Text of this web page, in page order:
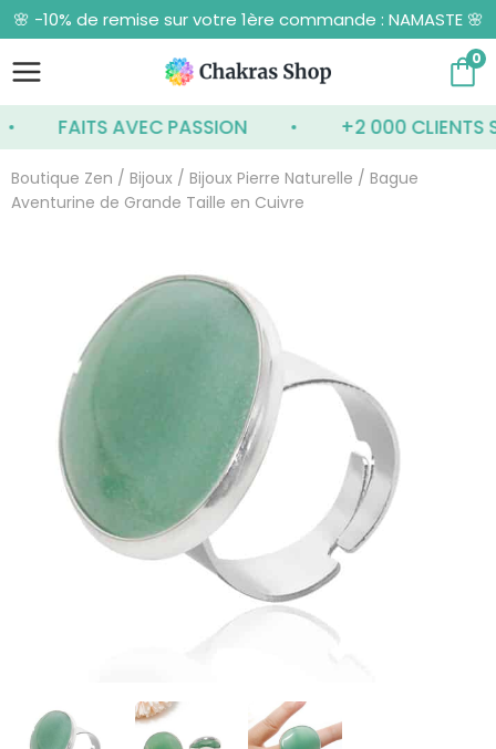
Aller
au
contenu
🌸 -10% de remise sur votre 1ère commande : NAMASTE 🌸
0
FAITS AVEC PASSION +2 000 CLIENTS
Boutique Zen / Bijoux / Bijoux Pierre Naturelle / Bague
Aventurine de Grande Taille en Cuivre
Aventurine
Grande
Taille
Cuivre